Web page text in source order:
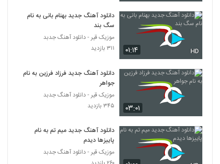
۰۱:۱۴ HD
دانلود آهنگ جدید بهنام بانی به نام
سگ بند
موزیک قیر - دانلود آهنگ جدبد
۳۱۱ بازدید
۰۳:۰۱
دانلود آهنگ جدید فرزاد فرزین به نام
جواهر
موزیک قیر - دانلود آهنگ جدبد
۳۴۵ بازدید
دانلود آهنگ جدید میم تم به نام
پاییزها دیدم
موزیک قیر - دانلود آهنگ جدبد